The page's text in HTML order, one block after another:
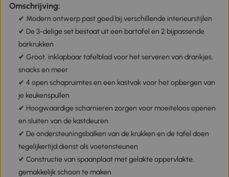
Omschrijving:
✔ Modern ontwerp past goed bij verschillende interieurstijlen
✔ De 3-delige set bestaat uit een bartafel en 2 bijpassende
barkrukken
✔ Groot, inklapbaar tafelblad voor het serveren van drankjes,
snacks en meer
✔ 4 open schapruimtes en een kastvak voor het opbergen van
je keukenspullen
✔ Hoogwaardige scharnieren zorgen voor moeiteloos openen
en sluiten van de kastdeuren
✔ De ondersteuningsbalken van de krukken en de tafel doen
tegelijkertijd dienst als voetensteunen
✔ Constructie van spaanplaat met gelakte oppervlakte,
gemakkelijk schoon te maken